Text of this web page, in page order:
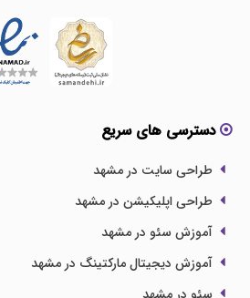
دسترسی های سریع
طراحی سایت در مشهد
طراحی اپلیکیشن در مشهد
آموزش سئو در مشهد
آموزش دیجیتال مارکتینگ در مشهد